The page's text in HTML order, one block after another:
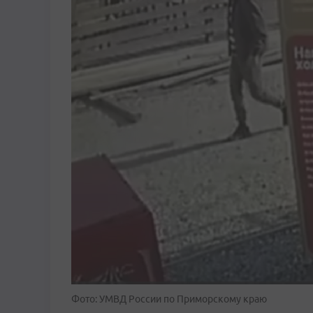
Фото: УМВД России по Приморскому краю